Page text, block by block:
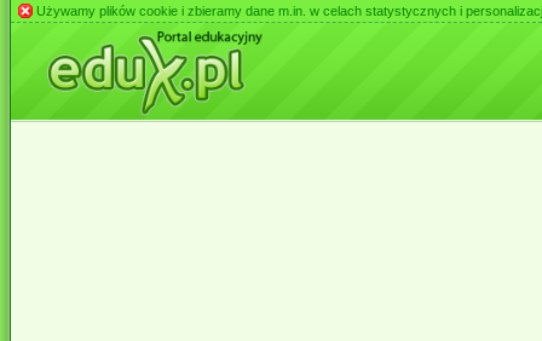
Używamy plików cookie i zbieramy dane m.in. w celach statystycznych i